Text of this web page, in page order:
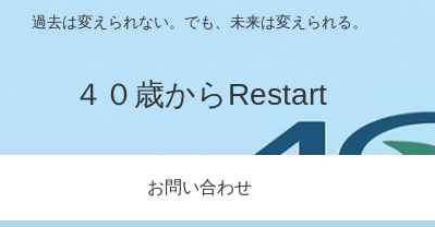
過去は変えられない。でも、未来は変えられる。
４０歳からRestart
お問い合わせ